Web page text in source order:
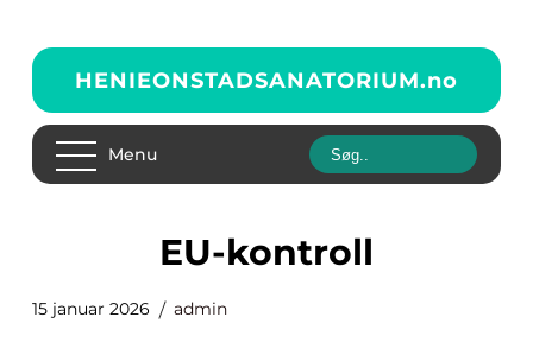
HENIEONSTADSANATORIUM.no
Menu
EU-kontroll
15 januar 2026 admin